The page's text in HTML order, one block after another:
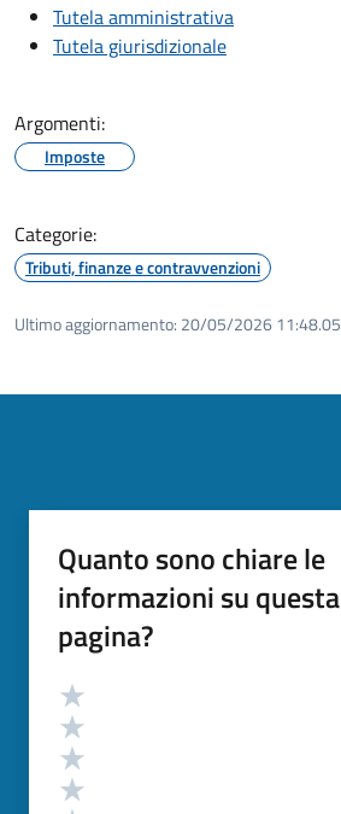
Tutela amministrativa
Tutela giurisdizionale
Argomenti:
Imposte
Categorie:
Tributi, finanze e contravvenzioni
Ultimo aggiornamento: 20/05/2026 11:48.05
Quanto sono chiare le
informazioni su questa
pagina?
Valutazione